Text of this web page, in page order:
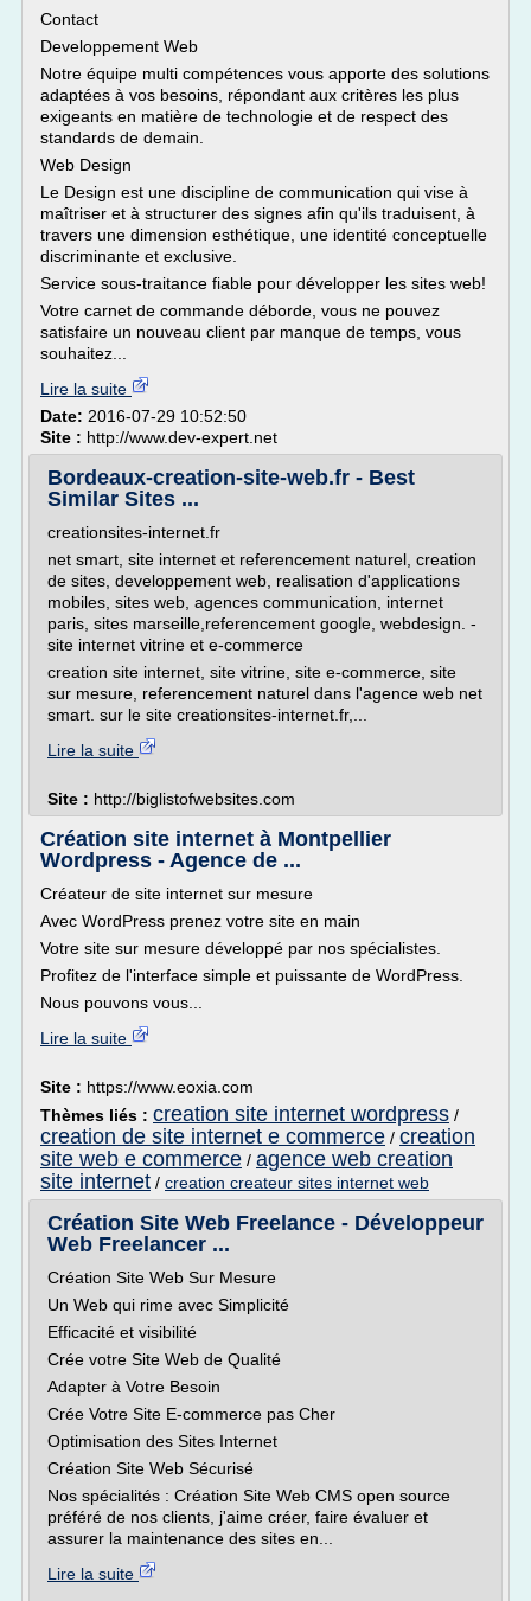
Contact
Developpement Web
Notre équipe multi compétences vous apporte des solutions
adaptées à vos besoins, répondant aux critères les plus
exigeants en matière de technologie et de respect des
standards de demain.
Web Design
Le Design est une discipline de communication qui vise à
maîtriser et à structurer des signes afin qu'ils traduisent, à
travers une dimension esthétique, une identité conceptuelle
discriminante et exclusive.
Service sous-traitance fiable pour développer les sites web!
Votre carnet de commande déborde, vous ne pouvez
satisfaire un nouveau client par manque de temps, vous
souhaitez...
Lire la suite
Date: 2016-07-29 10:52:50
Site : http://www.dev-expert.net
Bordeaux-creation-site-web.fr - Best
Similar Sites ...
creationsites-internet.fr
net smart, site internet et referencement naturel, creation
de sites, developpement web, realisation d'applications
mobiles, sites web, agences communication, internet
paris, sites marseille,referencement google, webdesign. -
site internet vitrine et e-commerce
creation site internet, site vitrine, site e-commerce, site
sur mesure, referencement naturel dans l'agence web net
smart. sur le site creationsites-internet.fr,...
Lire la suite
Site : http://biglistofwebsites.com
Création site internet à Montpellier
Wordpress - Agence de ...
Créateur de site internet sur mesure
Avec WordPress prenez votre site en main
Votre site sur mesure développé par nos spécialistes.
Profitez de l'interface simple et puissante de WordPress.
Nous pouvons vous...
Lire la suite
Site : https://www.eoxia.com
Thèmes liés : creation site internet wordpress /
creation de site internet e commerce / creation
site web e commerce / agence web creation
site internet / creation createur sites internet web
Création Site Web Freelance - Développeur
Web Freelancer ...
Création Site Web Sur Mesure
Un Web qui rime avec Simplicité
Efficacité et visibilité
Crée votre Site Web de Qualité
Adapter à Votre Besoin
Crée Votre Site E-commerce pas Cher
Optimisation des Sites Internet
Création Site Web Sécurisé
Nos spécialités : Création Site Web CMS open source
préféré de nos clients, j'aime créer, faire évaluer et
assurer la maintenance des sites en...
Lire la suite